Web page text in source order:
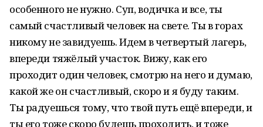
особенного не нужно. Суп, водичка и все, ты
самый счастливый человек на свете. Ты в горах
никому не завидуешь. Идем в четвертый лагерь,
впереди тяжёлый участок. Вижу, как его
проходит один человек, смотрю на него и думаю,
какой же он счастливый, скоро и я буду таким.
Ты радуешься тому, что твой путь ещё впереди, и
ты его тоже скоро будешь проходить, и тоже